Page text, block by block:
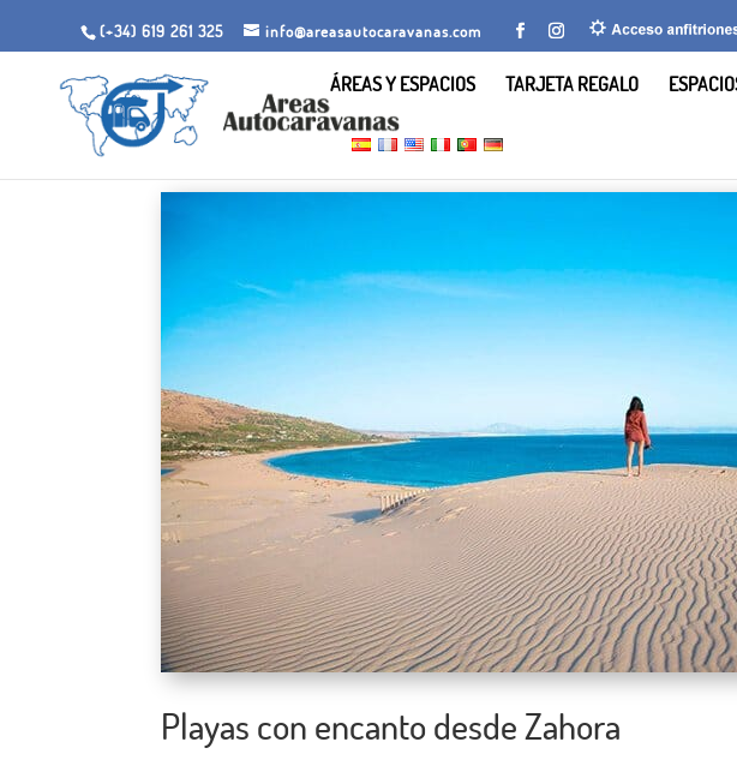
(+34) 619 261 325 info@areasautocaravanas.com
ÁREAS Y ESPACIOS TARJETA REGALO
Playas con encanto desde Zahora